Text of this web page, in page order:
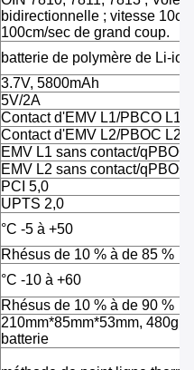
bidirectionnelle ; vitesse
100cm/sec de grand coup.
batterie de polymère de Li-ion
3.7V, 5800mAh
5V/2A
Contact d'EMV L1/PBCO L1
Contact d'EMV L2/PBOC L2
EMV L1 sans contact/qPBOC
EMV L2 sans contact/qPBOC
PCI 5,0
UPTS 2,0
°C -5 à +50
Rhésus de 10 % à de 85 %
°C -10 à +60
Rhésus de 10 % à de 90 %
210mm*85mm*53mm, 480g
batterie